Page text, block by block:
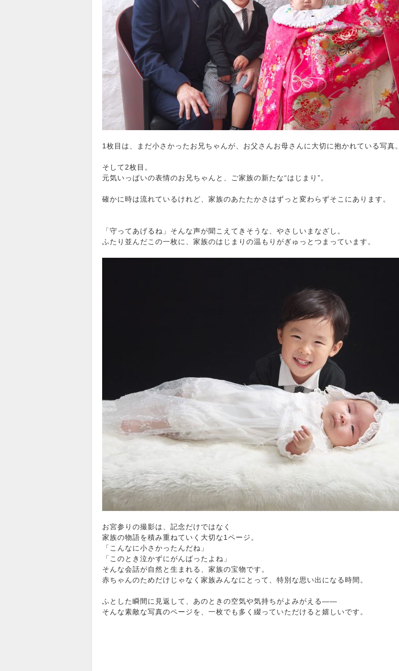
1枚目は、まだ小さかったお兄ちゃんが、お父さんお母さんに大切に抱かれている写真。
そして2枚目。
元気いっぱいの表情のお兄ちゃんと、ご家族の新たな“はじまり”。
確かに時は流れているけれど、家族のあたたかさはずっと変わらずそこにあります。
「守ってあげるね」そんな声が聞こえてきそうな、やさしいまなざし。
ふたり並んだこの一枚に、家族のはじまりの温もりがぎゅっとつまっています。
お宮参りの撮影は、記念だけではなく
家族の物語を積み重ねていく大切な1ページ。
「こんなに小さかったんだね」
「このとき泣かずにがんばったよね」
そんな会話が自然と生まれる、家族の宝物です。
赤ちゃんのためだけじゃなく家族みんなにとって、特別な思い出になる時間。
ふとした瞬間に見返して、あのときの空気や気持ちがよみがえる——
そんな素敵な写真のページを、一枚でも多く綴っていただけると嬉しいです。